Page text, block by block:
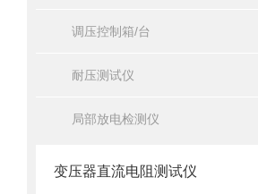
调压控制箱/台
耐压测试仪
局部放电检测仪
变压器直流电阻测试仪